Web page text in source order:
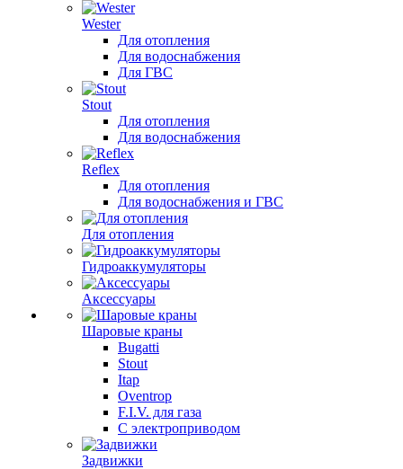
Wester
Для отопления
Для водоснабжения
Для ГВС
Stout
Для отопления
Для водоснабжения
Reflex
Для отопления
Для водоснабжения и ГВС
Для отопления
Гидроаккумуляторы
Аксессуары
Шаровые краны
Bugatti
Stout
Itap
Oventrop
F.I.V. для газа
С электроприводом
Задвижки